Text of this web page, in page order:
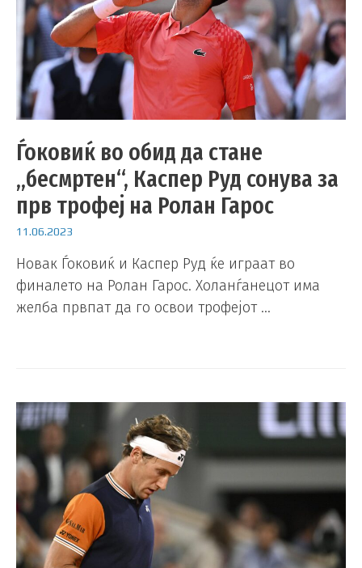
Ѓоковиќ во обид да стане
„бесмртен“, Каспер Руд сонува за
прв трофеј на Ролан Гарос
11.06.2023
Новак Ѓоковиќ и Каспер Руд ќе играат во
финалето на Ролан Гарос. Холанѓанецот има
желба првпат да го освои трофејот …